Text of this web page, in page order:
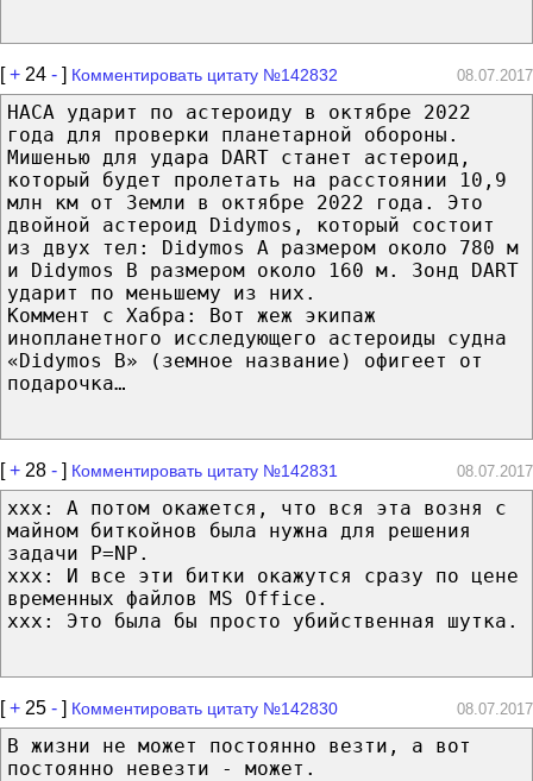
[+ 24 - ] Комментировать цитату №142832 08.07.2017
НАСА ударит по астероиду в октябре 2022
года для проверки планетарной обороны.
Мишенью для удара DART станет астероид,
который будет пролетать на расстоянии 10,9
млн км от Земли в октябре 2022 года. Это
двойной астероид Didymos, который состоит
из двух тел: Didymos A размером около 780 м
и Didymos B размером около 160 м. Зонд DART
ударит по меньшему из них.
Коммент с Хабра: Вот жеж экипаж
инопланетного исследующего астероиды судна
«Didymos B» (земное название) офигеет от
подарочка…
[+ 28 - ] Комментировать цитату №142831 08.07.2017
xxx: А потом окажется, что вся эта возня с
майном биткойнов была нужна для решения
задачи P=NP.
xxx: И все эти битки окажутся сразу по цене
временных файлов MS Office.
xxx: Это была бы просто убийственная шутка.
[+ 25 - ] Комментировать цитату №142830 08.07.2017
В жизни не может постоянно везти, а вот
постоянно невезти - может.